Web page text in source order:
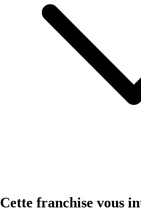
Cette franchise vous